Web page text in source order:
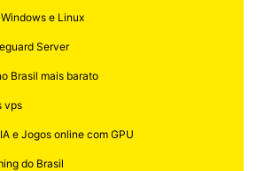
e Linux
Server
Brasil mais barato
vps
e Jogos online com GPU
do Brasil